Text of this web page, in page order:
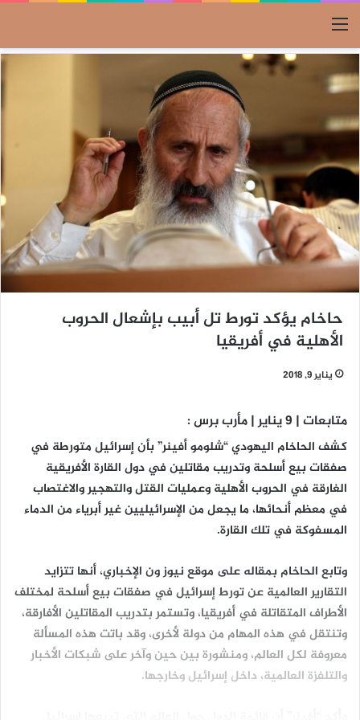
القائمة
حاخام يؤكد تورط تل أبيب بإشعال الحروب
الأهلية في أفريقيا
يناير 9, 2018
متابعات | 9 يناير | مأرب برس :
كشف الحاخام اليهودي “شلومو أفينر” بأن إسرائيل متورطة في
صفقات بيع أسلحة وتدريب مقاتلين في دول القارة الأفريقية
الغارقة في الحروب الأهلية وعمليات القتل والتهجير والاغتصاب
في معظم أنحائها، ما يجعل من الإسرائيليين غير أبرياء من الدماء
المسفوكة في تلك القارة.
وتابع الحاخام بمقاله على موقع نيوز ون الإخباري، أنها تتزايد
التقارير العالمية عن تورط إسرائيل في صفقات بيع أسلحة لمختلف
الأطراف المتقاتلة في أفريقيا، وتستمر بتدريب المقاتلين الأفارقة،
وتنتقل في هذه المهام من دولة لأخرى، وقد باتت هذه المسألة
معروفة لكل العالم، ومنشورة بين حين وآخر على شبكات الأخبار
والتلفزة العالمية، داخل إسرائيل وخارجها.